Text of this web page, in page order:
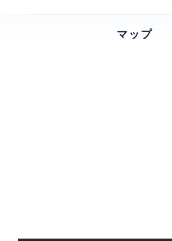
マップ